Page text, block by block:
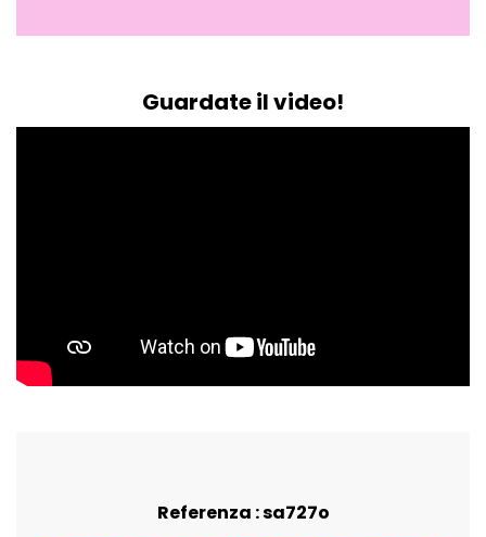
Guardate il video!
Referenza : sa727o